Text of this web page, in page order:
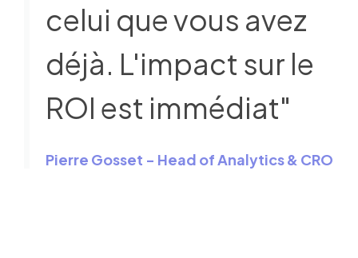
celui que vous avez
déjà. L'impact sur le
ROI est immédiat"
Pierre Gosset - Head of Analytics & CRO